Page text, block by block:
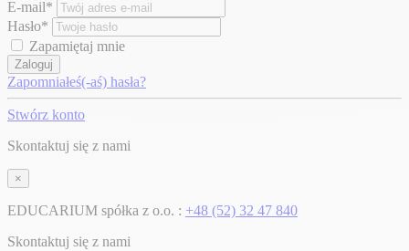
E-mail*
Hasło*
Zapamiętaj mnie
Zaloguj
Zapomniałeś(-aś) hasła?
Stwórz konto
Skontaktuj się z nami
×
EDUCARIUM spółka z o.o. : +48 (52) 32 47 840
Skontaktuj się z nami